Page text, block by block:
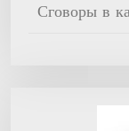
Сговоры в